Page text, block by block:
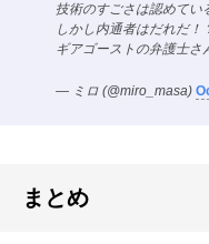
技術のすごさは認めてい
しかし内通者はだれだ！
ギアゴーストの弁護士
— ミロ (@miro_masa)
まとめ